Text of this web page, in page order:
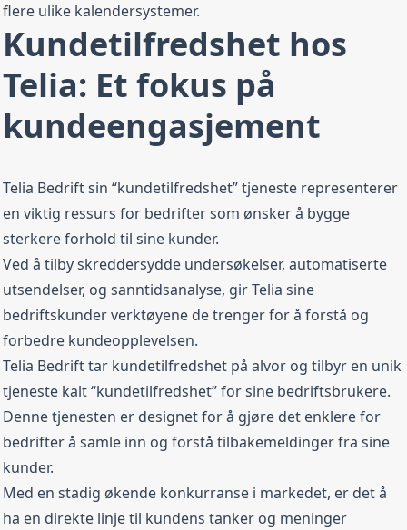
flere ulike kalendersystemer.
Kundetilfredshet hos
Telia: Et fokus på
kundeengasjement
Telia Bedrift sin “kundetilfredshet” tjeneste representerer
en viktig ressurs for bedrifter som ønsker å bygge
sterkere forhold til sine kunder.
Ved å tilby skreddersydde undersøkelser, automatiserte
utsendelser, og sanntidsanalyse, gir Telia sine
bedriftskunder verktøyene de trenger for å forstå og
forbedre kundeopplevelsen.
Telia Bedrift tar kundetilfredshet på alvor og tilbyr en unik
tjeneste kalt “kundetilfredshet” for sine bedriftsbrukere.
Denne tjenesten er designet for å gjøre det enklere for
bedrifter å samle inn og forstå tilbakemeldinger fra sine
kunder.
Med en stadig økende konkurranse i markedet, er det å
ha en direkte linje til kundens tanker og meninger